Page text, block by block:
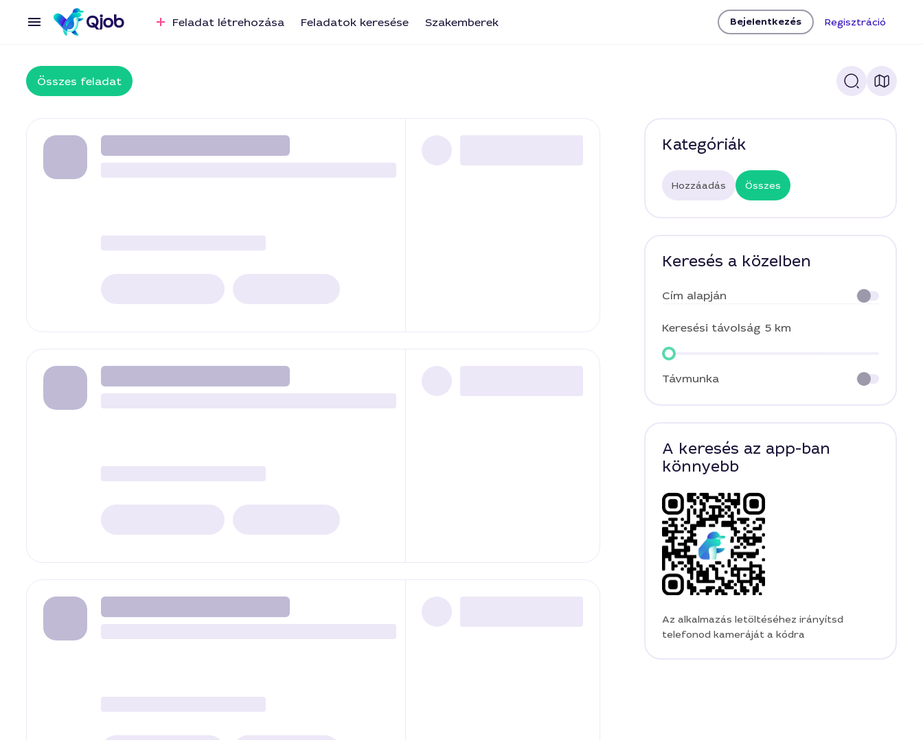
Feladat létrehozása Feladatok keresése Szakemberek Bejelentkezés Regisztráció
Összes feladat
Kategóriák
Hozzáadás Összes
Keresés a közelben
Cím alapján
Keresési távolság 5 km
Távmunka
A keresés az app-ban
könnyebb
Az alkalmazás letöltéséhez irányítsd
telefonod kameráját a kódra